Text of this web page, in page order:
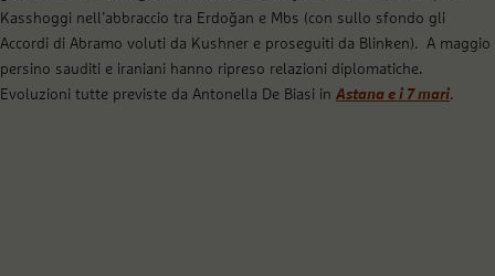
Kasshoggi nell’abbraccio tra Erdoğan e Mbs (con sullo sfondo gli
Accordi di Abramo voluti da Kushner e proseguiti da Blinken). A maggio
persino sauditi e iraniani hanno ripreso relazioni diplomatiche.
Evoluzioni tutte previste da Antonella De Biasi in Astana e i 7 mari.